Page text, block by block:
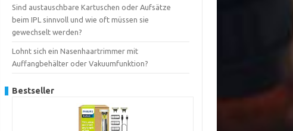
Sind austauschbare Kartuschen oder Aufsätze
beim IPL sinnvoll und wie oft müssen sie
gewechselt werden?
Lohnt sich ein Nasenhaartrimmer mit
Auffangbehälter oder Vakuumfunktion?
Bestseller